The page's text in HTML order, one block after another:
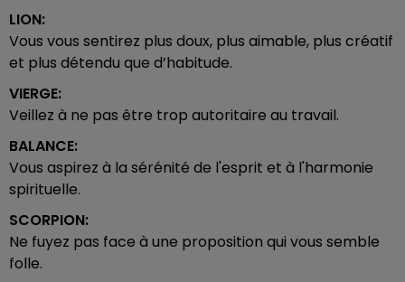
LION:
Vous vous sentirez plus doux, plus aimable, plus créatif
et plus détendu que d’habitude.
VIERGE:
Veillez à ne pas être trop autoritaire au travail.
BALANCE:
Vous aspirez à la sérénité de l'esprit et à l'harmonie
spirituelle.
SCORPION:
Ne fuyez pas face à une proposition qui vous semble
folle.